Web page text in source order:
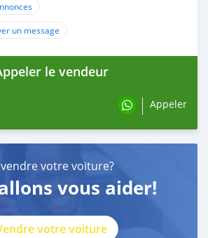
un message
le vendeur
Appeler
votre voiture?
vous aider!
votre voiture